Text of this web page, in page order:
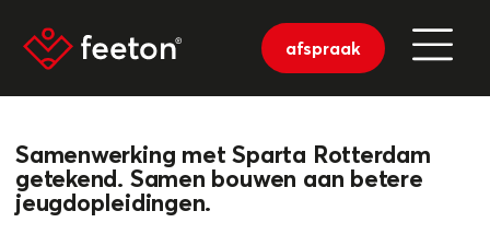
afspraak
Samenwerking met Sparta Rotterdam
getekend. Samen bouwen aan betere
jeugdopleidingen.